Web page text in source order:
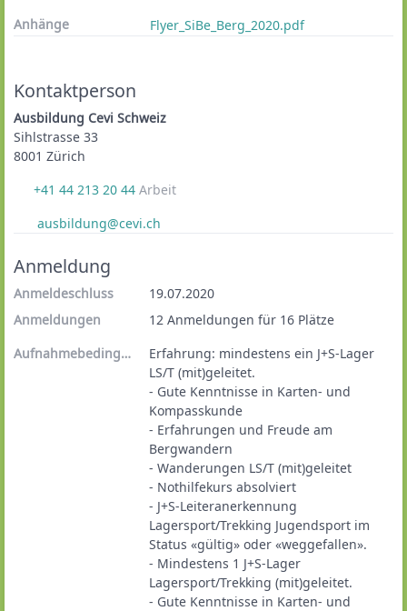
Anhänge Flyer_SiBe_Berg_2020.pdf
Kontaktperson
Ausbildung Cevi Schweiz
Sihlstrasse 33
8001 Zürich
+41 44 213 20 44 Arbeit
ausbildung@cevi.ch
Anmeldung
Anmeldeschluss
19.07.2020
Anmeldungen
12 Anmeldungen für 16 Plätze
Aufnahmebedingungen
Erfahrung: mindestens ein J+S-Lager
LS/T (mit)geleitet.
- Gute Kenntnisse in Karten- und
Kompasskunde
- Erfahrungen und Freude am
Bergwandern
- Wanderungen LS/T (mit)geleitet
- Nothilfekurs absolviert
- J+S-Leiteranerkennung
Lagersport/Trekking Jugendsport im
Status «gültig» oder «weggefallen».
- Mindestens 1 J+S-Lager
Lagersport/Trekking (mit)geleitet.
- Gute Kenntnisse in Karten- und